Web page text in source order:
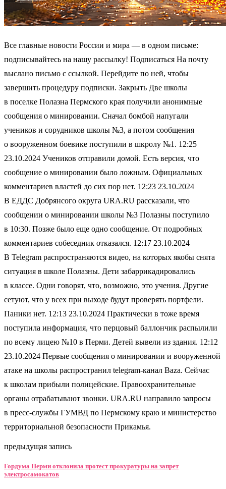
Все главные новости России и мира — в одном письме:
подписывайтесь на нашу рассылку! Подписаться На почту
выслано письмо с ссылкой. Перейдите по ней, чтобы
завершить процедуру подписки. Закрыть Две школы
в поселке Полазна Пермского края получили анонимные
сообщения о минировании. Сначал бомбой напугали
учеников и сорудников школы №3, а потом сообщения
о вооруженном боевике поступили в шкролу №1. 12:25
23.10.2024 Учеников отправили домой. Есть версия, что
сообщение о минировании было ложным. Официальных
комментариев властей до сих пор нет. 12:23 23.10.2024
В ЕДДС Добрянcого округа URA.RU рассказали, что
сообщении о минировании школы №3 Полазны поступило
в 10:30. Позже было еще одно сообщение. От подробных
комментариев собеседник отказался. 12:17 23.10.2024
В Telegram распространяются видео, на которых якобы снята
ситуация в школе Полазны. Дети забаррикадировались
в классе. Одни говорят, что, возможно, это учения. Другие
сетуют, что у всех при выходе будут проверять портфели.
Паники нет. 12:13 23.10.2024 Практически в тоже время
поступила информация, что перцовый баллончик распылили
по всему лицею №10 в Перми. Детей вывели из здания. 12:12
23.10.2024 Первые сообщения о минировании и вооруженной
атаке на школы распространил telegram-канал Baza. Cейчас
к школам прибыли полицейские. Правоохранительные
органы отрабатывают звонки. URA.RU направило запросы
в пресс-службы ГУМВД по Пермскому краю и министерство
территориальной безопасности Прикамья.
предыдущая запись
Гордума Перми отклонила протест прокуратуры на запрет
электросамокатов